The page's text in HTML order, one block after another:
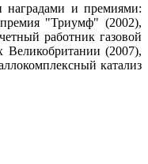
наградами и премиями:
"Триумф" (2002),
работник газовой
Великобритании (2007),
катализ